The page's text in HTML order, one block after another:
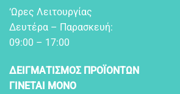
‘Ωρες Λειτουργίας
Δευτέρα – Παρασκευή:
09:00 – 17:00
ΔΕΙΓΜΑΤΙΣΜΟΣ ΠΡΟΪΟΝΤΩΝ
ΓΙΝΕΤΑΙ ΜΟΝΟ